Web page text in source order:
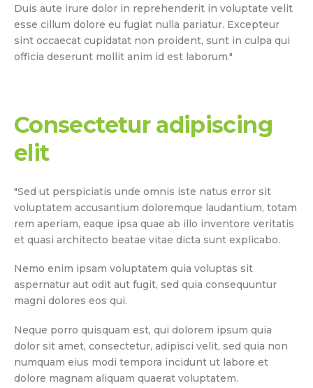
Duis aute irure dolor in reprehenderit in voluptate velit
esse cillum dolore eu fugiat nulla pariatur. Excepteur
sint occaecat cupidatat non proident, sunt in culpa qui
officia deserunt mollit anim id est laborum."
Consectetur adipiscing
elit
"Sed ut perspiciatis unde omnis iste natus error sit
voluptatem accusantium doloremque laudantium, totam
rem aperiam, eaque ipsa quae ab illo inventore veritatis
et quasi architecto beatae vitae dicta sunt explicabo.
Nemo enim ipsam voluptatem quia voluptas sit
aspernatur aut odit aut fugit, sed quia consequuntur
magni dolores eos qui.
Neque porro quisquam est, qui dolorem ipsum quia
dolor sit amet, consectetur, adipisci velit, sed quia non
numquam eius modi tempora incidunt ut labore et
dolore magnam aliquam quaerat voluptatem.